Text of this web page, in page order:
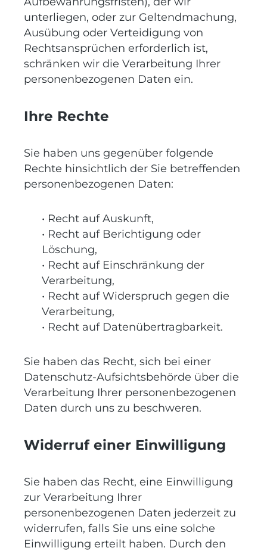
unterliegen, oder zur Geltendmachung,
Ausübung oder Verteidigung von
Rechtsansprüchen erforderlich ist,
schränken wir die Verarbeitung Ihrer
personenbezogenen Daten ein.
Ihre Rechte
Sie haben uns gegenüber folgende
Rechte hinsichtlich der Sie betreffenden
personenbezogenen Daten:
• Recht auf Auskunft,
• Recht auf Berichtigung oder
Löschung,
• Recht auf Einschränkung der
Verarbeitung,
• Recht auf Widerspruch gegen die
Verarbeitung,
• Recht auf Datenübertragbarkeit.
Sie haben das Recht, sich bei einer
Datenschutz-Aufsichtsbehörde über die
Verarbeitung Ihrer personenbezogenen
Daten durch uns zu beschweren.
Widerruf einer Einwilligung
Sie haben das Recht, eine Einwilligung
zur Verarbeitung Ihrer
personenbezogenen Daten jederzeit zu
widerrufen, falls Sie uns eine solche
Einwilligung erteilt haben. Durch den